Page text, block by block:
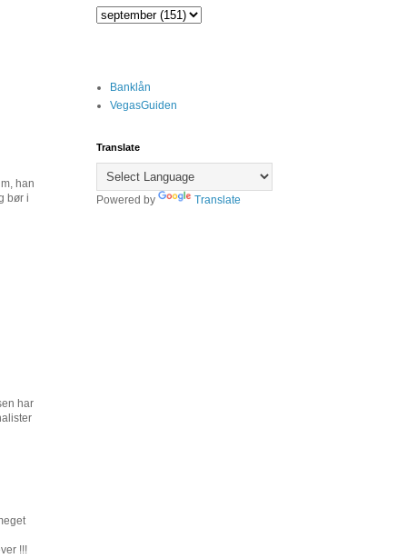
han
bør i
har
!!!
Banklån
VegasGuiden
Translate
Powered by Translate